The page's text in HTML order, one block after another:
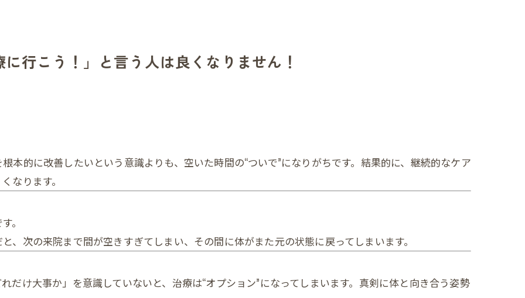
行こう！」と言う人は良くなりません！
本的に改善したいという意識よりも、空いた時間の“ついで”になりがちです。結果的に、継続的なケア
なります。
。
、次の来院まで間が空きすぎてしまい、その間に体がまた元の状態に戻ってしまいます。
だけ大事か」を意識していないと、治療は“オプション”になってしまいます。真剣に体と向き合う姿勢